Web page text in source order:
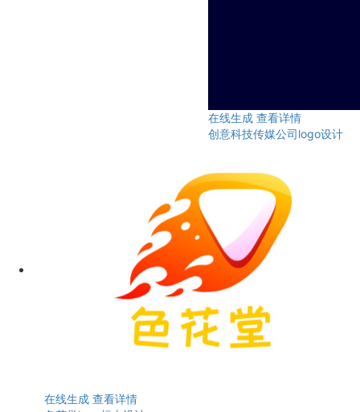
在线生成 查看详情
创意科技传媒公司logo设计
在线生成 查看详情